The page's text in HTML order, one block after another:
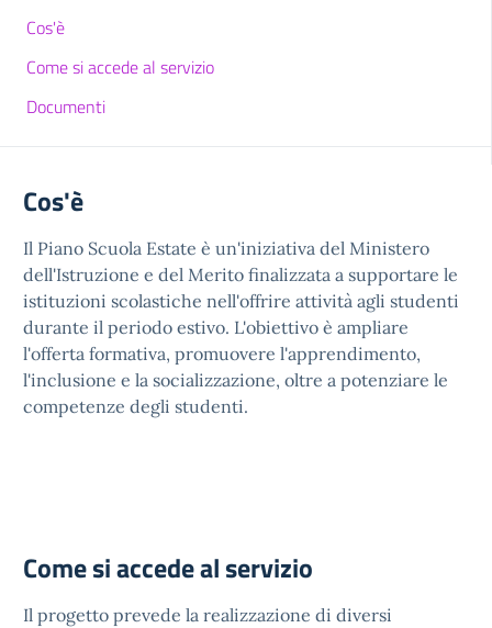
Cos'è
Come si accede al servizio
Documenti
Cos'è
Il Piano Scuola Estate è un'iniziativa del Ministero
dell'Istruzione e del Merito finalizzata a supportare le
istituzioni scolastiche nell'offrire attività agli studenti
durante il periodo estivo. L'obiettivo è ampliare
l'offerta formativa, promuovere l'apprendimento,
l'inclusione e la socializzazione, oltre a potenziare le
competenze degli studenti.
Come si accede al servizio
Il progetto prevede la realizzazione di diversi